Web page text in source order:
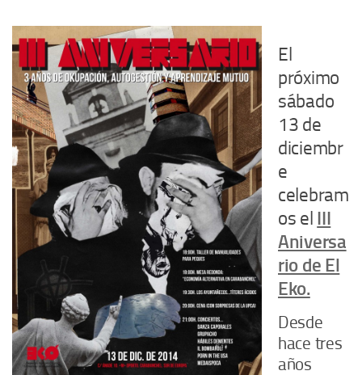
El
próximo
sábado
13 de
diciembr
e
celebram
os el III
Aniversa
rio de El
Eko.
Desde
hace tres
años